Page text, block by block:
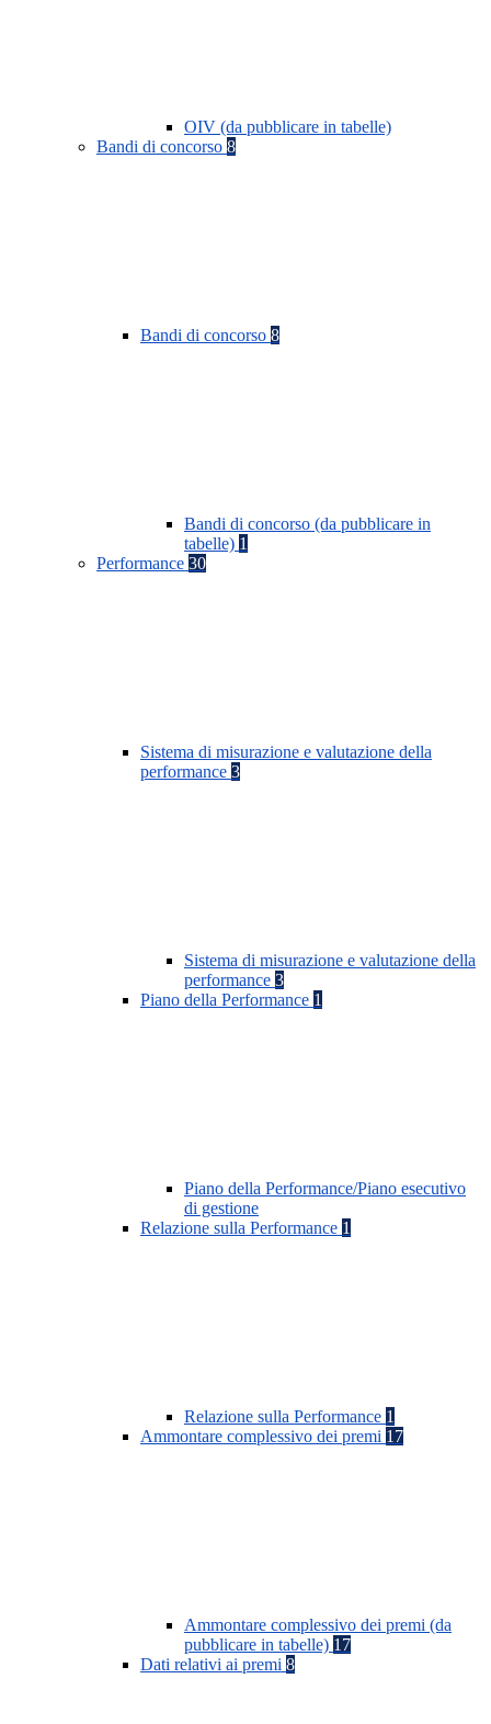
OIV (da pubblicare in tabelle)
Bandi di concorso 8
Bandi di concorso 8
Bandi di concorso (da pubblicare in
tabelle) 1
Performance 30
Sistema di misurazione e valutazione della
performance 3
Sistema di misurazione e valutazione della
performance 3
Piano della Performance 1
Piano della Performance/Piano esecutivo
di gestione
Relazione sulla Performance 1
Relazione sulla Performance 1
Ammontare complessivo dei premi 17
Ammontare complessivo dei premi (da
pubblicare in tabelle) 17
Dati relativi ai premi 8